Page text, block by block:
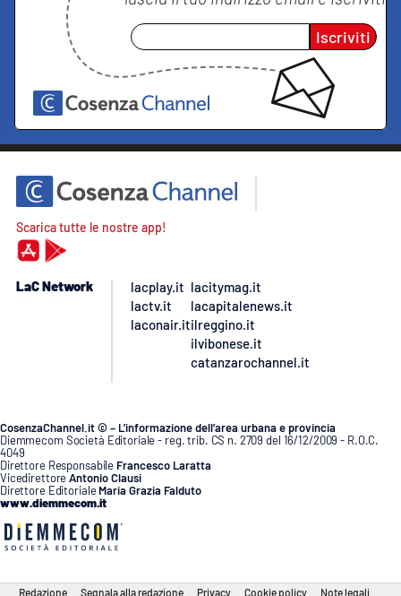
Iscriviti
Scarica tutte le nostre app!
LaC Network
lacplay.it
lactv.it
laconair.it
lacitymag.it
lacapitalenews.it
ilreggino.it
ilvibonese.it
catanzarochannel.it
CosenzaChannel.it © – L’informazione dell’area urbana e provincia
Diemmecom Società Editoriale - reg. trib. CS n. 2709 del 16/12/2009 - R.O.C.
4049
Direttore Responsabile Francesco Laratta
VicedirettoreAntonio Clausi
Direttore Editoriale Maria Grazia Falduto
www.diemmecom.it
Redazione Segnala alla redazione Privacy Cookie policy Note legali